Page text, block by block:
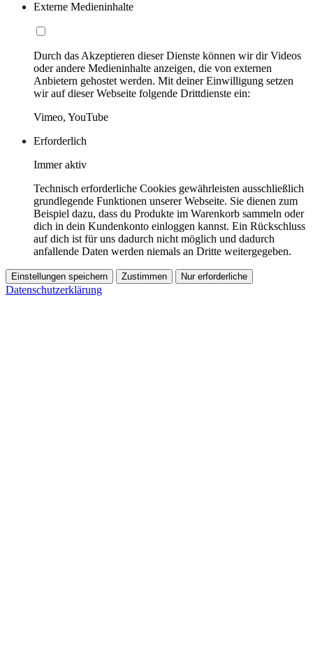
Externe Medieninhalte
Durch das Akzeptieren dieser Dienste können wir dir Videos
oder andere Medieninhalte anzeigen, die von externen
Anbietern gehostet werden. Mit deiner Einwilligung setzen
wir auf dieser Webseite folgende Drittdienste ein:
Vimeo, YouTube
Erforderlich
Immer aktiv
Technisch erforderliche Cookies gewährleisten ausschließlich
grundlegende Funktionen unserer Webseite. Sie dienen zum
Beispiel dazu, dass du Produkte im Warenkorb sammeln oder
dich in dein Kundenkonto einloggen kannst. Ein Rückschluss
auf dich ist für uns dadurch nicht möglich und dadurch
anfallende Daten werden niemals an Dritte weitergegeben.
Einstellungen speichern Zustimmen Nur erforderliche
Datenschutzerklärung